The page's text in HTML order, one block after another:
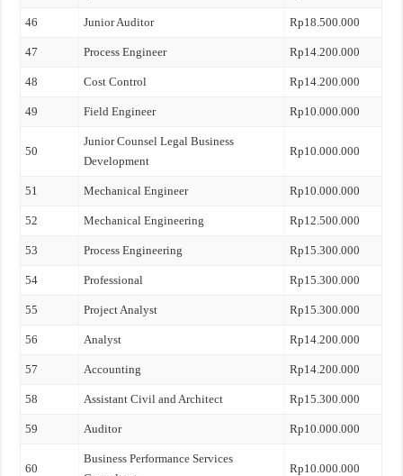
46 Junior Auditor Rp18.500.000
47 Process Engineer Rp14.200.000
48 Cost Control Rp14.200.000
49 Field Engineer Rp10.000.000
50
Junior Counsel Legal Business
Development
Rp10.000.000
51 Mechanical Engineer Rp10.000.000
52 Mechanical Engineering Rp12.500.000
53 Process Engineering Rp15.300.000
54 Professional Rp15.300.000
55 Project Analyst Rp15.300.000
56 Analyst Rp14.200.000
57 Accounting Rp14.200.000
58 Assistant Civil and Architect Rp15.300.000
59 Auditor Rp10.000.000
60
Business Performance Services
Rp10.000.000